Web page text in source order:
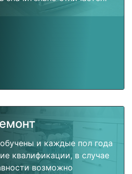
и каждые пол года
квалификации, в случае
возможно